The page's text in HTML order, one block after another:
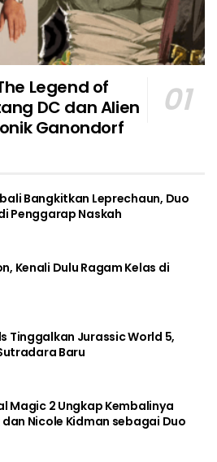
Legend of
DC dan Alien
Ganondorf
Bangkitkan Leprechaun, Duo
Penggarap Naskah
Kenali Dulu Ragam Kelas di
Tinggalkan Jurassic World 5,
Baru
Magic 2 Ungkap Kembalinya
Nicole Kidman sebagai Duo